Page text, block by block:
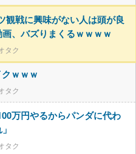
観戦に興味がない人は頭が良
、バズりまくるｗｗｗｗ
タク
ｗｗｗ
タク
万円やるからパンダに代わ
タク